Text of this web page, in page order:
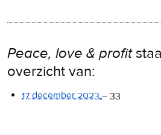
Peace, love & profit
overzicht van:
17 december 2023 – 33